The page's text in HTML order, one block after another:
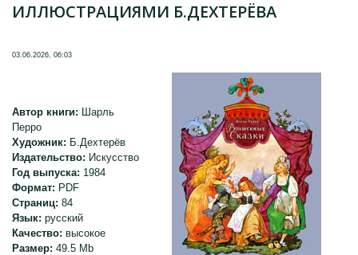
ИЛЛЮСТРАЦИЯМИ Б.ДЕХТЕРЁВА
03.06.2026, 06:03
Автор книги: Шарль
Перро
Художник: Б.Дехтерёв
Издательство: Искусство
Год выпуска: 1984
Формат: PDF
Страниц: 84
Язык: русский
Качество: высокое
Размер: 49.5 Mb